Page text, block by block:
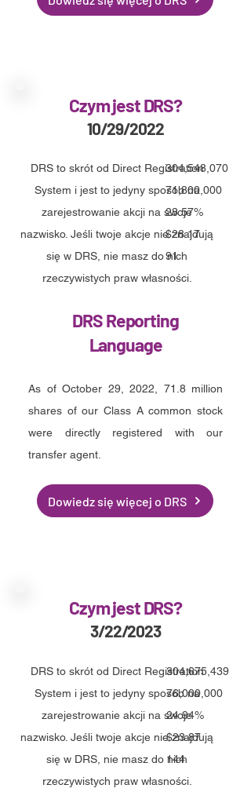
Czym jest DRS?
10/29/2022
DRS to skrót od Direct Registration
System i jest to jedyny sposób na
zarejestrowanie akcji na swoje
nazwisko. Jeśli twoje akcje nie znajdują
się w DRS, nie masz do nich
rzeczywistych praw własności.
304,548,070
71,800,000
23.57%
$28.17
91
DRS Reporting
Language
As of October 29, 2022, 71.8 million
shares of our Class A common stock
were directly registered with our
transfer agent.
Dowiedz się więcej o DRS
Czym jest DRS?
3/22/2023
DRS to skrót od Direct Registration
System i jest to jedyny sposób na
zarejestrowanie akcji na swoje
nazwisko. Jeśli twoje akcje nie znajdują
się w DRS, nie masz do nich
rzeczywistych praw własności.
304,675,439
76,000,000
24.94%
$23.87
144